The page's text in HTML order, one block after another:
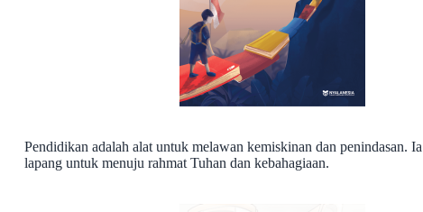
Pendidikan adalah alat untuk melawan kemiskinan dan penindasan.
lapang untuk menuju rahmat Tuhan dan kebahagiaan.